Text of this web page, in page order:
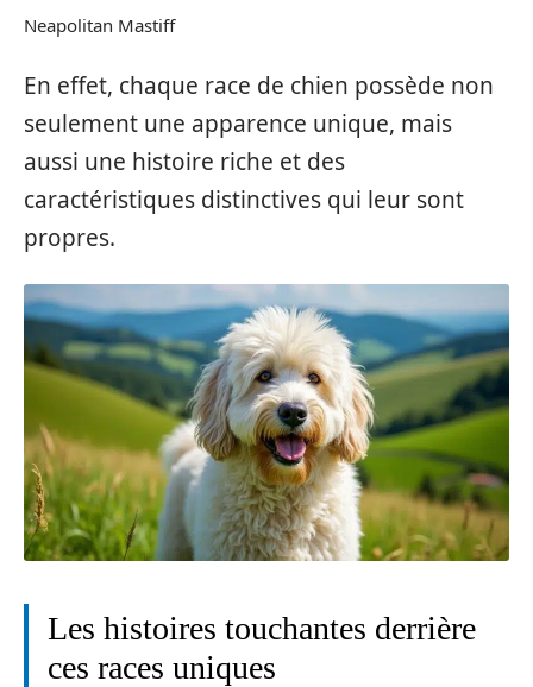
Neapolitan Mastiff
En effet, chaque race de chien possède non
seulement une apparence unique, mais
aussi une histoire riche et des
caractéristiques distinctives qui leur sont
propres.
Les histoires touchantes derrière
ces races uniques